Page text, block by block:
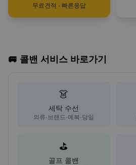
무료견적 · 빠른응답
🚐 콜밴 서비스 바로가기
👗
세탁 수선
의류·브랜드·예복·당일
⛳
골프 콜밴